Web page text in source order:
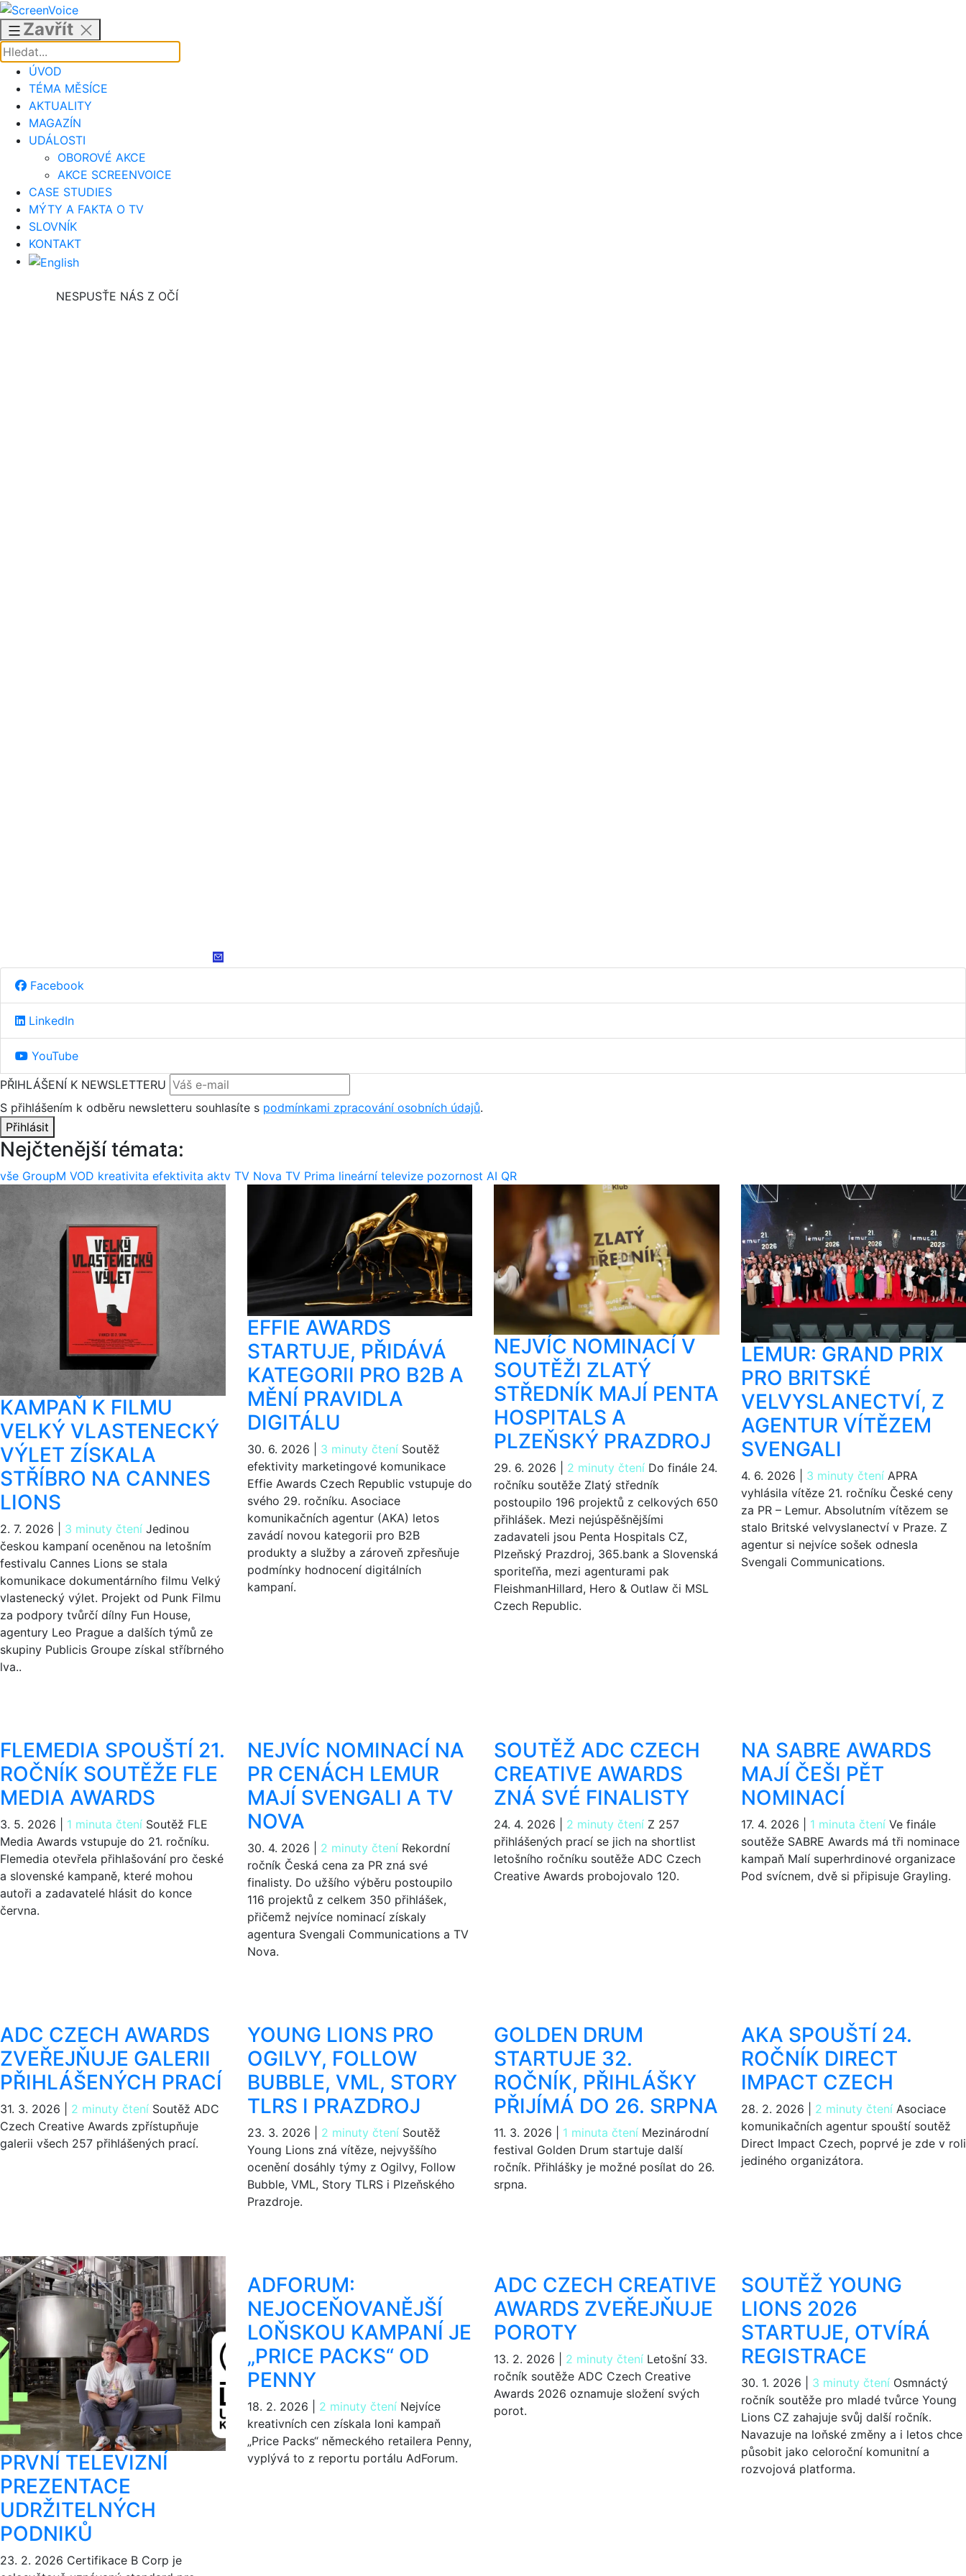
Přejít
obsahu
Zavřít
ÚVOD
TÉMA MĚSÍCE
AKTUALITY
MAGAZÍN
UDÁLOSTI
OBOROVÉ AKCE
AKCE SCREENVOICE
CASE STUDIES
MÝTY A FAKTA O TV
SLOVNÍK
KONTAKT
NESPUSŤE NÁS Z OČÍ
Facebook
LinkedIn
YouTube
PŘIHLÁŠENÍ K NEWSLETTERU
S přihlášením k odběru newsletteru souhlasíte s podmínkami zpracování osobních údajů.
Přihlásit
Nejčtenější témata:
vše GroupM VOD kreativita efektivita aktv TV Nova TV Prima lineární televize pozornost AI QR
KAMPAŇ K FILMU
VELKÝ VLASTENECKÝ
VÝLET ZÍSKALA
STŘÍBRO NA CANNES
LIONS
2. 7. 2026 3 minuty čtení Jedinou
českou kampaní oceněnou na letošním
festivalu Cannes Lions se stala
komunikace dokumentárního filmu Velký
vlastenecký výlet. Projekt od Punk Filmu
za podpory tvůrčí dílny Fun House,
agentury Leo Prague a dalších týmů ze
skupiny Publicis Groupe získal stříbrného
lva..
EFFIE AWARDS
STARTUJE, PŘIDÁVÁ
KATEGORII PRO B2B A
MĚNÍ PRAVIDLA
DIGITÁLU
30. 6. 2026 3 minuty čteníSoutěž
efektivity marketingové komunikace
Effie Awards Czech Republic vstupuje do
svého 29. ročníku. Asociace
komunikačních agentur (AKA) letos
zavádí novou kategorii pro B2B
produkty a služby a zároveň zpřesňuje
podmínky hodnocení digitálních
kampaní.
NEJVÍC NOMINACÍ V
SOUTĚŽI ZLATÝ
STŘEDNÍK MAJÍ PENTA
HOSPITALS A
PLZEŇSKÝ PRAZDROJ
29. 6. 2026 2 minuty čtení Do finále 24.
ročníku soutěže Zlatý středník
postoupilo 196 projektů z celkových 650
přihlášek. Mezi nejúspěšnějšími
zadavateli jsou Penta Hospitals CZ,
Plzeňský Prazdroj, 365.bank a Slovenská
sporiteľňa, mezi agenturami pak
FleishmanHillard, Hero & Outlaw či MSL
Czech Republic.
LEMUR: GRAND PRIX
PRO BRITSKÉ
VELVYSLANECTVÍ, Z
AGENTUR VÍTĚZEM
SVENGALI
4. 6. 2026 3 minuty čteníAPRA
vyhlásila vítěze 21. ročníku České ceny
za PR – Lemur. Absolutním vítězem se
stalo Britské velvyslanectví v Praze. Z
agentur si nejvíce sošek odnesla
Svengali Communications.
FLEMEDIA SPOUŠTÍ 21.
ROČNÍK SOUTĚŽE FLE
MEDIA AWARDS
3. 5. 2026 1 minuta čtení Soutěž FLE
Media Awards vstupuje do 21. ročníku.
Flemedia otevřela přihlašování pro české
a slovenské kampaně, které mohou
autoři a zadavatelé hlásit do konce
června.
NEJVÍC NOMINACÍ NA
PR CENÁCH LEMUR
MAJÍ SVENGALI A TV
NOVA
30. 4. 2026 2 minuty čteníRekordní
ročník Česká cena za PR zná své
finalisty. Do užšího výběru postoupilo
116 projektů z celkem 350 přihlášek,
přičemž nejvíce nominací získaly
agentura Svengali Communications a TV
Nova.
SOUTĚŽ ADC CZECH
CREATIVE AWARDS
ZNÁ SVÉ FINALISTY
24. 4. 2026 2 minuty čtení Z 257
přihlášených prací se jich na shortlist
letošního ročníku soutěže ADC Czech
Creative Awards probojovalo 120.
NA SABRE AWARDS
MAJÍ ČEŠI PĚT
NOMINACÍ
17. 4. 2026 1 minuta čteníVe finále
soutěže SABRE Awards má tři nominace
kampaň Malí superhrdinové organizace
Pod svícnem, dvě si připisuje Grayling.
ADC CZECH AWARDS
ZVEŘEJŇUJE GALERII
PŘIHLÁŠENÝCH PRACÍ
31. 3. 2026 2 minuty čtení Soutěž ADC
Czech Creative Awards zpřístupňuje
galerii všech 257 přihlášených prací.
YOUNG LIONS PRO
OGILVY, FOLLOW
BUBBLE, VML, STORY
TLRS I PRAZDROJ
23. 3. 2026 2 minuty čteníSoutěž
Young Lions zná vítěze, nejvyššího
ocenění dosáhly týmy z Ogilvy, Follow
Bubble, VML, Story TLRS i Plzeňského
Prazdroje.
GOLDEN DRUM
STARTUJE 32.
ROČNÍK, PŘIHLÁŠKY
PŘIJÍMÁ DO 26. SRPNA
11. 3. 2026 1 minuta čtení Mezinárodní
festival Golden Drum startuje další
ročník. Přihlášky je možné posílat do 26.
srpna.
AKA SPOUŠTÍ 24.
ROČNÍK DIRECT
IMPACT CZECH
28. 2. 2026 2 minuty čteníAsociace
komunikačních agentur spouští soutěž
Direct Impact Czech, poprvé je zde v roli
jediného organizátora.
PRVNÍ TELEVIZNÍ
PREZENTACE
UDRŽITELNÝCH
PODNIKŮ
23. 2. 2026 Certifikace B Corp je
ADFORUM:
NEJOCEŇOVANĚJŠÍ
LOŇSKOU KAMPANÍ JE
„PRICE PACKS“ OD
PENNY
18. 2. 2026 2 minuty čteníNejvíce
kreativních cen získala loni kampaň
„Price Packs“ německého retailera Penny,
vyplývá to z reportu portálu AdForum.
ADC CZECH CREATIVE
AWARDS ZVEŘEJŇUJE
POROTY
13. 2. 2026 2 minuty čtení Letošní 33.
ročník soutěže ADC Czech Creative
Awards 2026 oznamuje složení svých
porot.
SOUTĚŽ YOUNG
LIONS 2026
STARTUJE, OTVÍRÁ
REGISTRACE
30. 1. 2026 3 minuty čteníOsmnáctý
ročník soutěže pro mladé tvůrce Young
Lions CZ zahajuje svůj další ročník.
Navazuje na loňské změny a i letos chce
působit jako celoroční komunitní a
rozvojová platforma.